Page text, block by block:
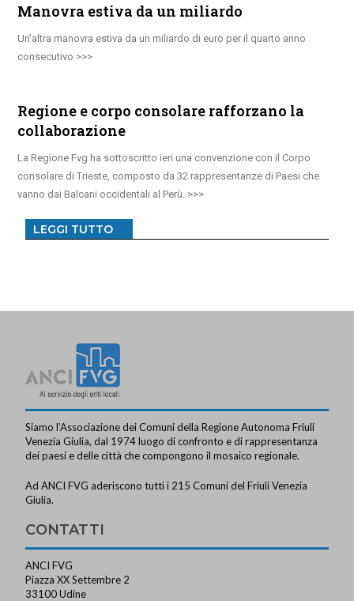
Manovra estiva da un miliardo
Un’altra manovra estiva da un miliardo di euro per il quarto anno
consecutivo
Regione e corpo consolare rafforzano la
collaborazione
La Regione Fvg ha sottoscritto ieri una convenzione con il Corpo
consolare di Trieste, composto da 32 rappresentanze di Paesi che
vanno dai Balcani occidentali al Perù.
LEGGI TUTTO
Siamo l’Associazione dei Comuni della Regione Autonoma Friuli
Venezia Giulia, dal 1974 luogo di confronto e di rappresentanza
dei paesi e delle città che compongono il mosaico regionale.
Ad ANCI FVG aderiscono tutti i 215 Comuni del Friuli Venezia
Giulia.
CONTATTI
ANCI FVG
Piazza XX Settembre 2
33100 Udine